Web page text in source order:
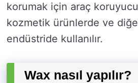
korumak için araç
kozmetik ürünlerde ve
endüstride kullanılır.
Wax nasıl yapılır?